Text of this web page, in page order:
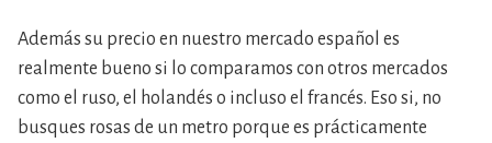
Además su precio en nuestro mercado español es
realmente bueno si lo comparamos con otros mercados
como el ruso, el holandés o incluso el francés. Eso si, no
busques rosas de un metro porque es prácticamente